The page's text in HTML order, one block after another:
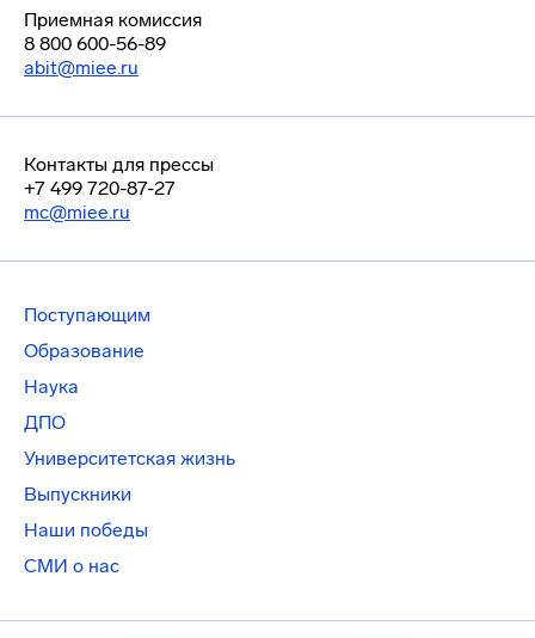
Приемная комиссия
8 800 600-56-89
abit@miee.ru
Контакты для прессы
+7 499 720-87-27
mc@miee.ru
Поступающим
Образование
Наука
ДПО
Университетская жизнь
Выпускники
Наши победы
СМИ о нас